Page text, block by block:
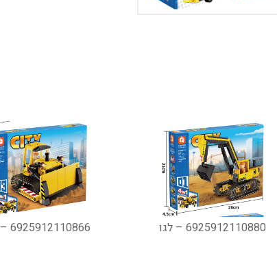
6925912110880 – לגו 6925912110866 – לגו